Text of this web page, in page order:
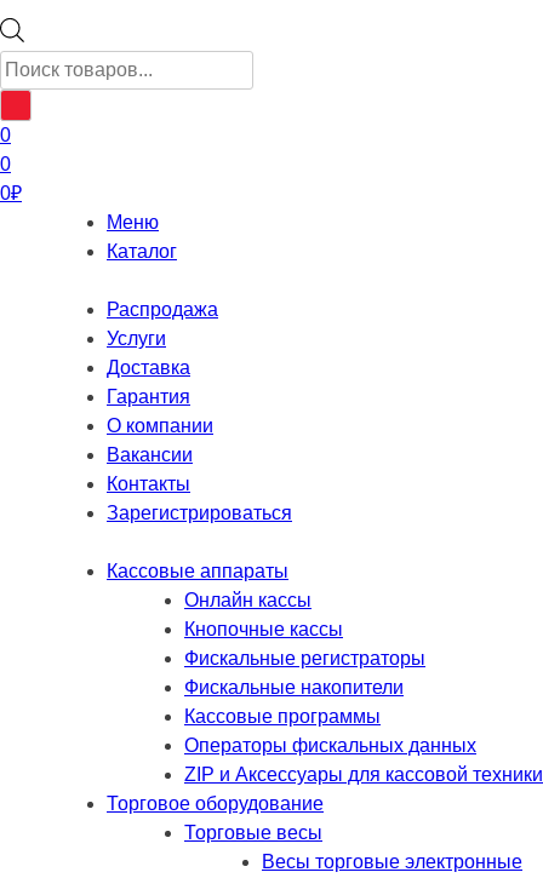
Поиск
товаров
0
0
0₽
Меню
Каталог
Распродажа
Услуги
Доставка
Гарантия
О компании
Вакансии
Контакты
Зарегистрироваться
Кассовые аппараты
Онлайн кассы
Кнопочные кассы
Фискальные регистраторы
Фискальные накопители
Кассовые программы
Операторы фискальных данных
ZIP и Аксессуары для кассовой техники
Торговое оборудование
Торговые весы
Весы торговые электронные